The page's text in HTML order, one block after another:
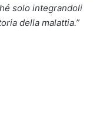
solo integrandoli
della malattia.”